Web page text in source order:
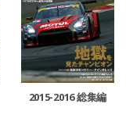
2015-2016 総集編